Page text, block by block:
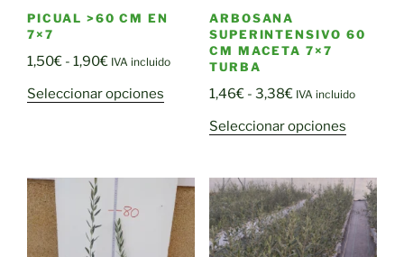
PICUAL >60 CM EN
7×7
1,50€ - 1,90€Rango
precios:
1,90€
IVA incluido
Seleccionar opciones
variantes.
Las
opciones
se
ARBOSANA
SUPERINTENSIVO 60
CM MACETA 7×7
TURBA
1,46€ - 3,38€Rango
precios:
1,46€
hasta
3,38€
IVA incluido
Seleccionar opcionesEste
Las